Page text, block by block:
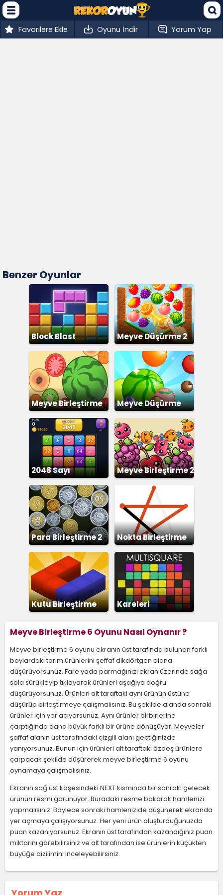
Favorilere Ekle Oyunu İndir Yorum Yap
Benzer Oyunlar
Block Blast Meyve Düşürme 2
Meyve Birleştirme Meyve Düşürme
2048 Sayı
Birleştirme
Meyve Birleştirme 2
Para Birleştirme 2
Nokta Birleştirme
Zeka
Kutu Birleştirme
Kareleri
Meyve Birleştirme 6 Oyunu Nasıl Oynanır ?
Meyve birleştirme 6 oyunu ekranın üst tarafında bulunan farklı
boylardaki tarım ürünlerini şeffaf dikdörtgen alana
düşürüyorsunuz. Fare yada parmağınızı ekran üzerinde sağa
sola sürükleyip tıklayarak ürünleri aşağıya doğru
düşürüyorsunuz. Ürünleri alt taraftaki aynı ürünün üstüne
düşürüp birleştirmeye çalışmalısınız. Bu şekilde alanda sonraki
ürünler için yer açıyorsunuz. Aynı ürünler birbirlerine
çarptığında daha büyük farklı bir ürüne dönüşüyor. Meyveler
şaffaf alanın üst tarafındaki çizgili alanı geçtiğinizde
yanıyorsunuz. Bunun için ürünleri alt taraftaki özdeş ürünlere
çarpacak şekilde düşürerek meyve birleştirme 6 oyunu
oynamaya çalışmalısınız.
Ekranın sağ üst köşesindeki NEXT kısmında bir sonraki gelecek
ürünün resmi görünüyor. Buradaki resme bakarak hamlenizi
yapmalısınız. Böylece sonraki hamlenizide düşünerek ekranda
yer açmaya çalışıyorsunuz. Her yeni ürün oluşturduğunuzda
puan kazanıyorsunuz. Ekranın üst tarafından kazandığınız puan
miktarını görebilirsiniz ve alt tarafından ise ürünlerin küçükten
büyüğe dizilimini inceleyebilirsiniz.